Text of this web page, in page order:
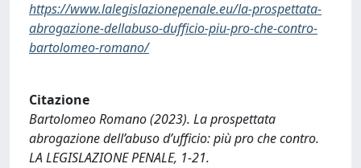
https://www.lalegislazionepenale.eu/la-prospettata-
abrogazione-dellabuso-dufficio-piu-pro-che-contro-
bartolomeo-romano/
Citazione
Bartolomeo Romano (2023). La prospettata
abrogazione dell’abuso d’ufficio: più pro che contro.
LA LEGISLAZIONE PENALE, 1-21.